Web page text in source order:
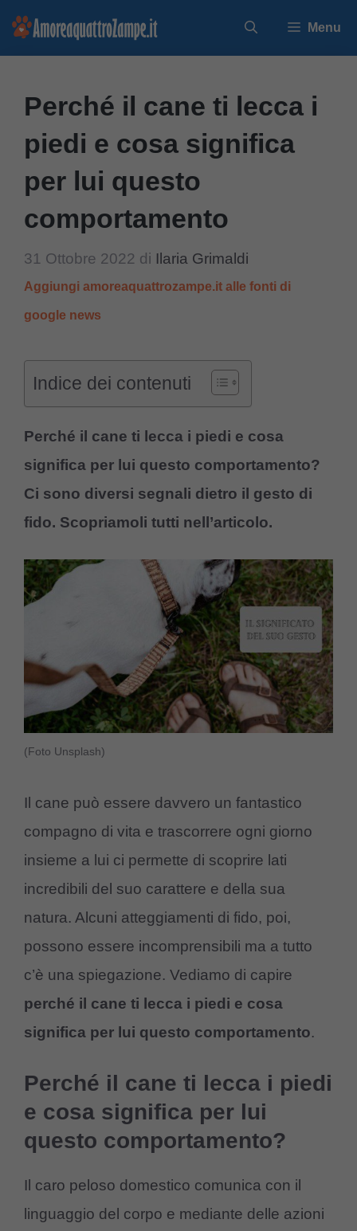
Vai
Menu
Perché il cane ti lecca i
piedi e cosa significa
per lui questo
comportamento
31 Ottobre 2022 di Ilaria Grimaldi
Aggiungi amoreaquattrozampe.it alle fonti di
google news
Indice dei contenuti
Perché il cane ti lecca i piedi e cosa
significa per lui questo comportamento?
Ci sono diversi segnali dietro il gesto di
fido. Scopriamoli tutti nell’articolo.
(Foto Unsplash)
Il cane può essere davvero un fantastico
compagno di vita e trascorrere ogni giorno
insieme a lui ci permette di scoprire lati
incredibili del suo carattere e della sua
natura. Alcuni atteggiamenti di fido, poi,
possono essere incomprensibili ma a tutto
c’è una spiegazione. Vediamo di capire
perché il cane ti lecca i piedi e cosa
significa per lui questo comportamento.
Perché il cane ti lecca i piedi
e cosa significa per lui
questo comportamento?
Il caro peloso domestico comunica con il
linguaggio del corpo e mediante delle azioni